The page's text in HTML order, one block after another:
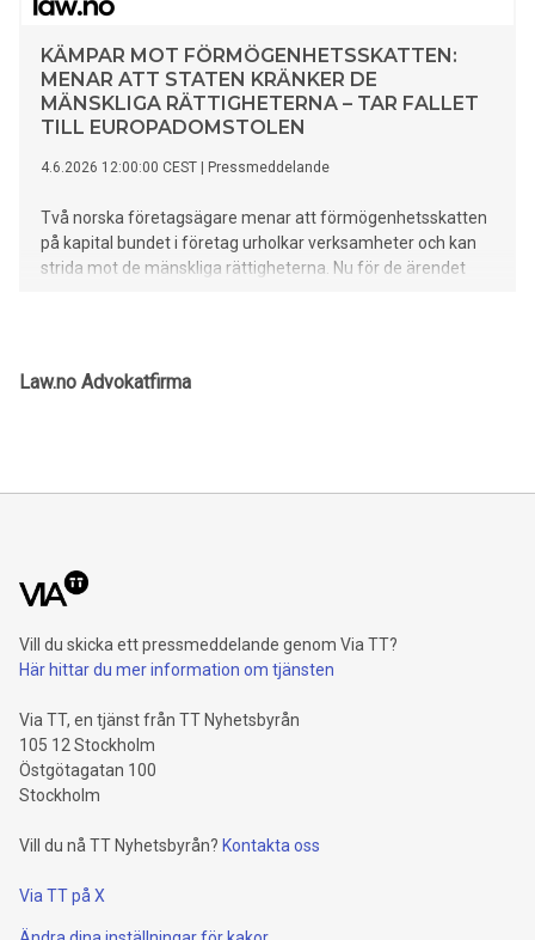
KÄMPAR MOT FÖRMÖGENHETSSKATTEN:
MENAR ATT STATEN KRÄNKER DE
MÄNSKLIGA RÄTTIGHETERNA – TAR FALLET
TILL EUROPADOMSTOLEN
4.6.2026 12:00:00 CEST Pressmeddelande
Två norska företagsägare menar att förmögenhetsskatten
på kapital bundet i företag urholkar verksamheter och kan
strida mot de mänskliga rättigheterna. Nu för de ärendet
Law.no Advokatfirma
Vill du skicka ett pressmeddelande genom Via TT?
Här hittar du mer information om tjänsten
Via TT, en tjänst från TT Nyhetsbyrån
105 12 Stockholm
Östgötagatan 100
Stockholm
Vill du nå TT Nyhetsbyrån? Kontakta oss
Via TT på X